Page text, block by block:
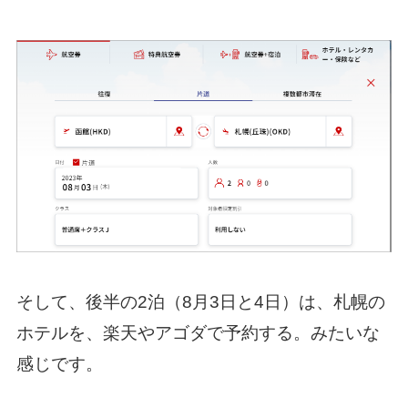
そして、後半の2泊（8月3日と4日）は、札幌の
ホテルを、楽天やアゴダで予約する。みたいな
感じです。